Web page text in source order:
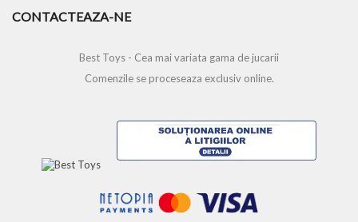
CONTACTEAZA-NE
Best Toys - Cea mai variata gama de jucarii
Comenzile se proceseaza exclusiv online.